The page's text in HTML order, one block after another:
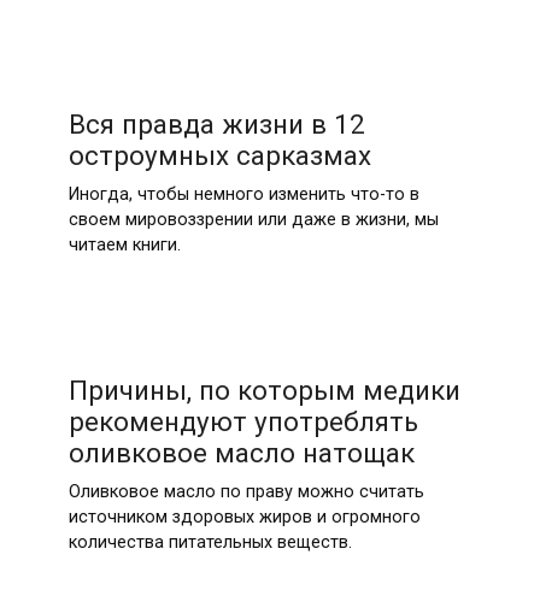
Вся правда жизни в 12
остроумных сарказмах
Иногда, чтобы немного изменить что-то в
своем мировоззрении или даже в жизни, мы
читаем книги.
Причины, по которым медики
рекомендуют употреблять
оливковое масло натощак
Оливковое масло по праву можно считать
источником здоровых жиров и огромного
количества питательных веществ.